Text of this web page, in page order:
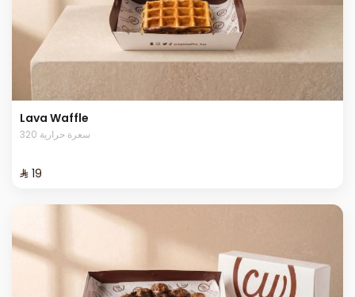
Lava Waffle
320 سعرة حرارية
⁨⁦‪‬ 19⁩